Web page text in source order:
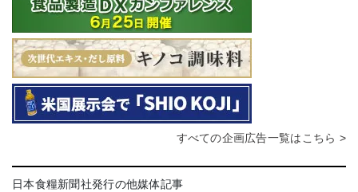
すべての企画広告一覧はこちら >
日本食糧新聞社発行の他媒体記事